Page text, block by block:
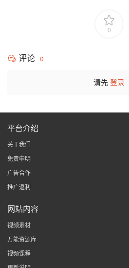
0
评论 0
请先 登录
平台介绍
关于我们
免责申明
广告合作
推广返利
网站内容
视频素材
万能资源库
视频课程